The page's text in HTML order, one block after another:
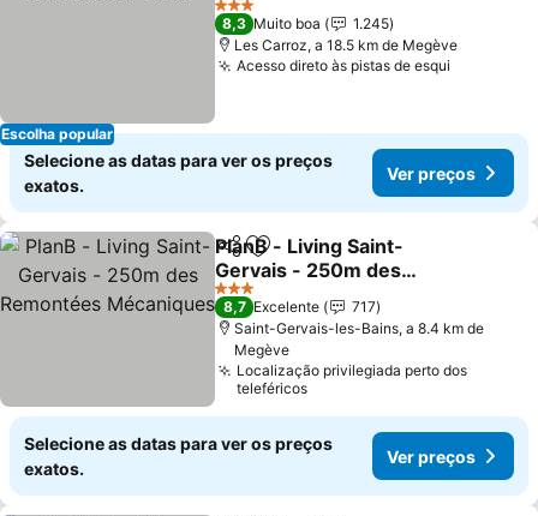
Escolha popular
3 Estrelas
8,3 Muito boa
1.245
Les Carroz, a 18.5 km de Megève
Acesso direto às pistas de esqui
Selecione as datas para ver os preços
exatos.
Ver preços
PartilharAdicionar aos favoritos
PlanB - Living Saint-
Gervais - 250m des
Remontées Mécaniques
3 Estrelas
8,7 Excelente
717
Saint-Gervais-les-Bains, a 8.4 km de
Megève
Localização privilegiada perto dos
teleféricos
Selecione as datas para ver os preços
exatos.
Ver preços